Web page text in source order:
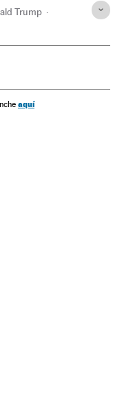
Trump
EUA
aquí